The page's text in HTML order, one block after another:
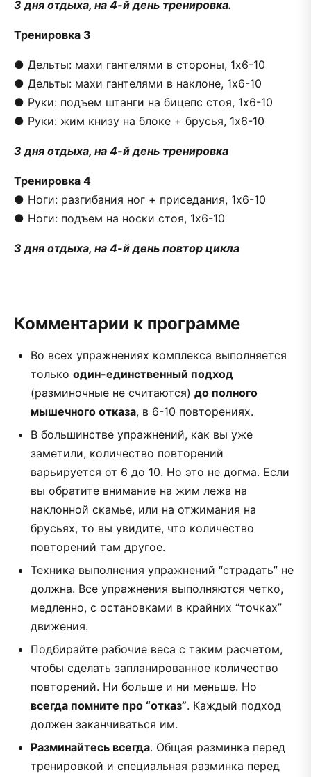
3 дня отдыха, на 4-й день тренировка.
Тренировка 3
● Дельты: махи гантелями в стороны, 1х6-10
● Дельты: махи гантелями в наклоне, 1х6-10
● Руки: подъем штанги на бицепс стоя, 1х6-10
● Руки: жим книзу на блоке + брусья, 1х6-10
3 дня отдыха, на 4-й день тренировка
Тренировка 4
● Ноги: разгибания ног + приседания, 1х6-10
● Ноги: подъем на носки стоя, 1х6-10
3 дня отдыха, на 4-й день повтор цикла
Комментарии к программе
Во всех упражнениях комплекса выполняется
только один-единственный подход
(разминочные не считаются) до полного
мышечного отказа, в 6-10 повторениях.
В большинстве упражнений, как вы уже
заметили, количество повторений
варьируется от 6 до 10. Но это не догма. Если
вы обратите внимание на жим лежа на
наклонной скамье, или на отжимания на
брусьях, то вы увидите, что количество
повторений там другое.
Техника выполнения упражнений “страдать” не
должна. Все упражнения выполняются четко,
медленно, с остановками в крайних “точках”
движения.
Подбирайте рабочие веса с таким расчетом,
чтобы сделать запланированное количество
повторений. Ни больше и ни меньше. Но
всегда помните про “отказ”. Каждый подход
должен заканчиваться им.
Разминайтесь всегда. Общая разминка перед
тренировкой и специальная разминка перед